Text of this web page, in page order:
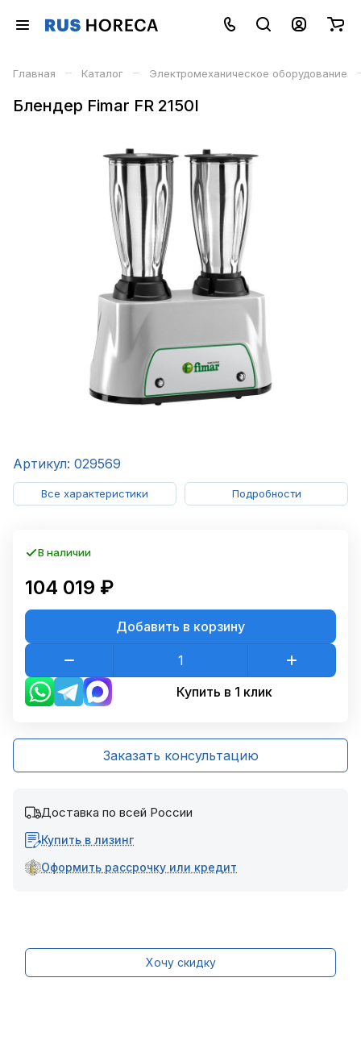
Главная – Каталог – Электромеханическое оборудование
Блендер Fimar FR 2150I
Артикул: 029569
Все характеристики Подробности
В наличии
104 019 ₽
Добавить в корзину
Купить в 1 клик
Заказать консультацию
Доставка по всей России
Купить в лизинг
Оформить рассрочку или кредит
Хочу скидку